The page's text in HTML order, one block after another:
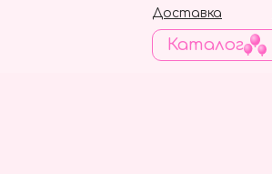
Каталог
Доставка